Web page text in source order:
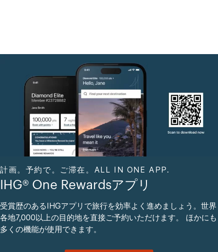
計画。予約で。ご滞在。ALL IN ONE APP.
IHG® One Rewardsアプリ
受賞歴のあるIHGアプリで旅行を効率よく進めましょう。世界
各地7,000以上の目的地を直接ご予約いただけます。 ほかにも
多くの機能が使用できます。